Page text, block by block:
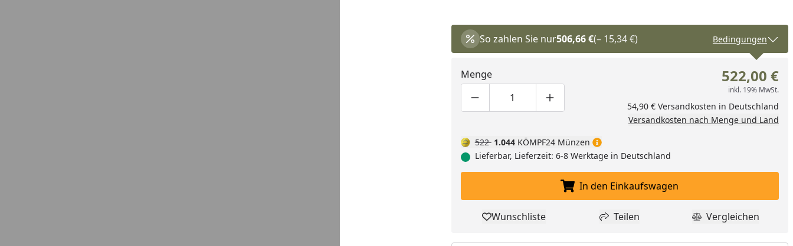
So zahlen Sie nur506,66 €(– 15,34 €) Bedingungen
Menge
Produktmenge um eins verringern
Produktmenge manuell eingeben
Produktmenge um eins erhöhen
522,00 €
inkl. 19% MwSt.
54,90 € Versandkosten in Deutschland
Versandkosten nach Menge und Land
522 1.044 KÖMPF24 Münzen
Lieferbar, Lieferzeit: 6-8 Werktage in Deutschland
In den Einkaufswagen legen
In den Einkaufswagen
Produkt zur Wunschliste hinzufügen
Wunschliste Teilen
Teilen Produkt
Vergleichen